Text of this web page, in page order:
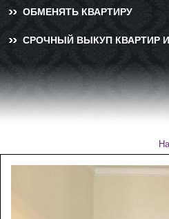
ОБМЕНЯТЬ КВАРТИРУ
СРОЧНЫЙ ВЫКУП КВАРТИР